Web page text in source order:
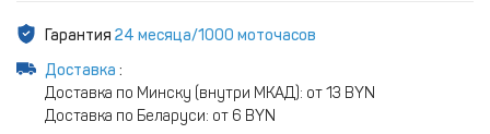
Гарантия 24 месяца/1000 моточасов
Доставка :
Доставка по Минску (внутри МКАД): от 13 BYN
Доставка по Беларуси: от 6 BYN